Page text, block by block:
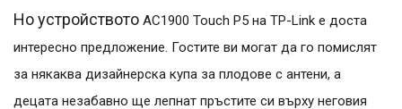
Но устройството AC1900 Touch P5 на TP-Link е доста
интересно предложение. Гостите ви могат да го помислят
за някаква дизайнерска купа за плодове с антени, а
децата незабавно ще лепнат пръстите си върху неговия